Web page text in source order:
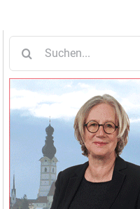
nach: